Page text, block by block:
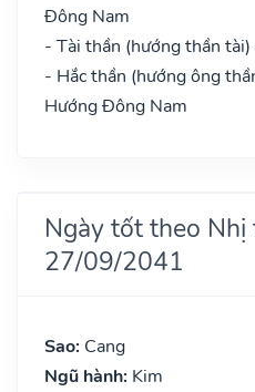
Đông Nam
- Tài thần (hướng thần
- Hắc thần (hướng ông
Hướng Đông Nam
Ngày tốt theo
27/09/2041
Sao: Cang
Ngũ hành: Kim